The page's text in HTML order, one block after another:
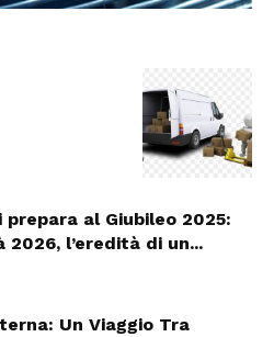
prepara al Giubileo 2025:
2026, l’eredità di un...
Un Viaggio Tra